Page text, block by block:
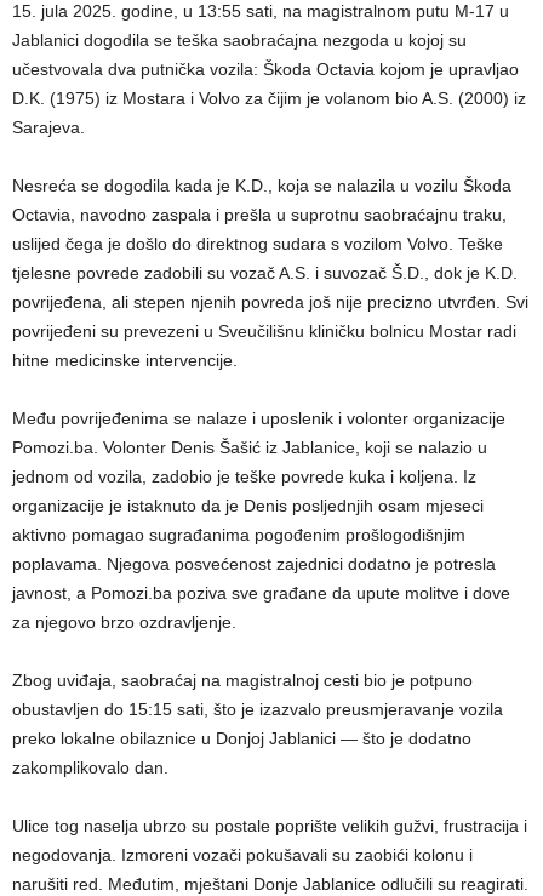
15. jula 2025. godine, u 13:55 sati, na magistralnom putu M-17 u
Jablanici dogodila se teška saobraćajna nezgoda u kojoj su
učestvovala dva putnička vozila: Škoda Octavia kojom je upravljao
D.K. (1975) iz Mostara i Volvo za čijim je volanom bio A.S. (2000) iz
Sarajeva.
Nesreća se dogodila kada je K.D., koja se nalazila u vozilu Škoda
Octavia, navodno zaspala i prešla u suprotnu saobraćajnu traku,
uslijed čega je došlo do direktnog sudara s vozilom Volvo. Teške
tjelesne povrede zadobili su vozač A.S. i suvozač Š.D., dok je K.D.
povrijeđena, ali stepen njenih povreda još nije precizno utvrđen. Svi
povrijeđeni su prevezeni u Sveučilišnu kliničku bolnicu Mostar radi
hitne medicinske intervencije.
Među povrijeđenima se nalaze i uposlenik i volonter organizacije
Pomozi.ba. Volonter Denis Šašić iz Jablanice, koji se nalazio u
jednom od vozila, zadobio je teške povrede kuka i koljena. Iz
organizacije je istaknuto da je Denis posljednjih osam mjeseci
aktivno pomagao sugrađanima pogođenim prošlogodišnjim
poplavama. Njegova posvećenost zajednici dodatno je potresla
javnost, a Pomozi.ba poziva sve građane da upute molitve i dove
za njegovo brzo ozdravljenje.
Zbog uviđaja, saobraćaj na magistralnoj cesti bio je potpuno
obustavljen do 15:15 sati, što je izazvalo preusmjeravanje vozila
preko lokalne obilaznice u Donjoj Jablanici — što je dodatno
zakomplikovalo dan.
Ulice tog naselja ubrzo su postale poprište velikih gužvi, frustracija i
negodovanja. Izmoreni vozači pokušavali su zaobići kolonu i
narušiti red. Međutim, mještani Donje Jablanice odlučili su reagirati.